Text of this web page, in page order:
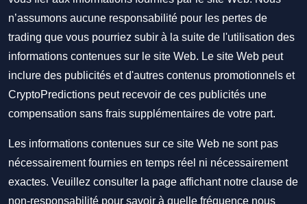
n’assumons aucune responsabilité pour les pertes de
trading que vous pourriez subir à la suite de l'utilisation des
informations contenues sur le site Web. Le site Web peut
inclure des publicités et d'autres contenus promotionnels et
CryptoPredictions peut recevoir de ces publicités une
compensation sans frais supplémentaires de votre part.
Les informations contenues sur ce site Web ne sont pas
nécessairement fournies en temps réel ni nécessairement
exactes. Veuillez consulter la page affichant notre clause de
non-responsabilité pour savoir à quelle fréquence nous